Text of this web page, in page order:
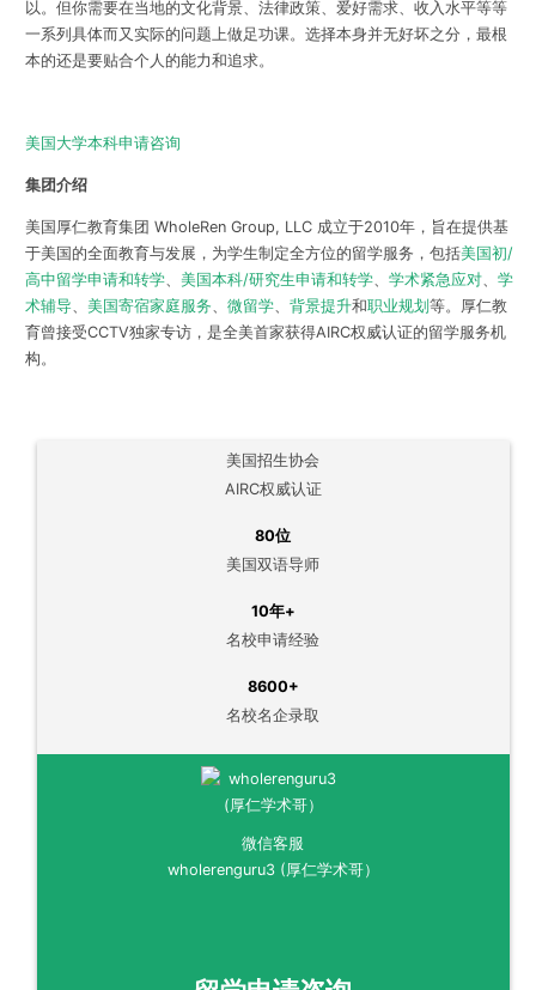
以。但你需要在当地的文化背景、法律政策、爱好需求、收入水平等等
一系列具体而又实际的问题上做足功课。选择本身并无好坏之分，最根
本的还是要贴合个人的能力和追求。
美国大学本科申请咨询
集团介绍
美国厚仁教育集团 WholeRen Group, LLC 成立于2010年，旨在提供基
于美国的全面教育与发展，为学生制定全方位的留学服务，包括美国初/
高中留学申请和转学、 美国本科/研究生申请和转学、 学术紧急应对、 学
术辅导、 美国寄宿家庭服务 微留学、 背景提升和职业规划 等。厚仁教
育曾接受CCTV独家专访，是全美首家获得AIRC权威认证的留学服务机
构。
美国招生协会
AIRC权威认证
80位
美国双语导师
10年+
名校申请经验
8600+
名校名企录取
微信客服
wholerenguru3 (厚仁学术哥）